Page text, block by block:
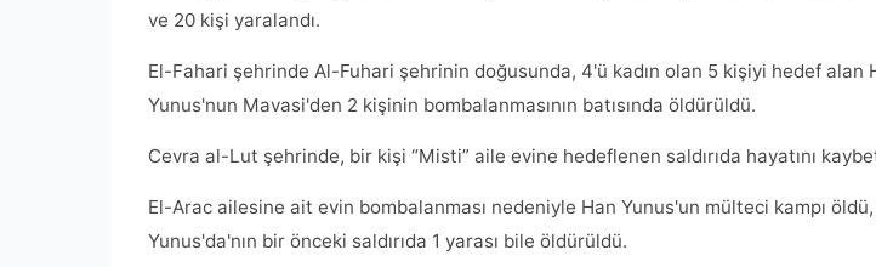
ve 20 kişi yaralandı.
El-Fahari şehrinde Al-Fuhari şehrinin doğusunda, 4'ü kadın olan 5 kişiyi hedef alan
Yunus'nun Mavasi'den 2 kişinin bombalanmasının batısında öldürüldü.
Cevra al-Lut şehrinde, bir kişi “Misti” aile evine hedeflenen saldırıda hayatını
El-Arac ailesine ait evin bombalanması nedeniyle Han Yunus'un mülteci kampı
Yunus'da'nın bir önceki saldırıda 1 yarası bile öldürüldü.